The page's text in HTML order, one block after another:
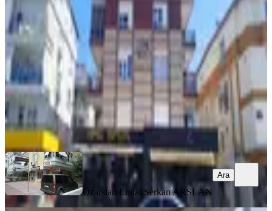
Kepez, Ahatlı Mahallesi
2+1·80 m² ·3. Kat ·25.06.2026
28.000 ₺
Özarslan Emlak Serkan ARSLAN
Ara
Özarslan EmlakSerkan ARSLAN
Ara